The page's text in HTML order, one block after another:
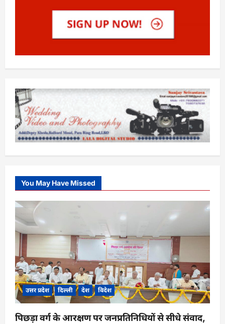
You May Have Missed
उत्तर प्रदेश दिल्ली देश विदेश
पिछड़ा वर्ग के आरक्षण पर जनप्रतिनिधियों से सीधे संवाद,